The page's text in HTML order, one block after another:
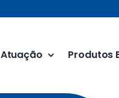
Atuação Produtos